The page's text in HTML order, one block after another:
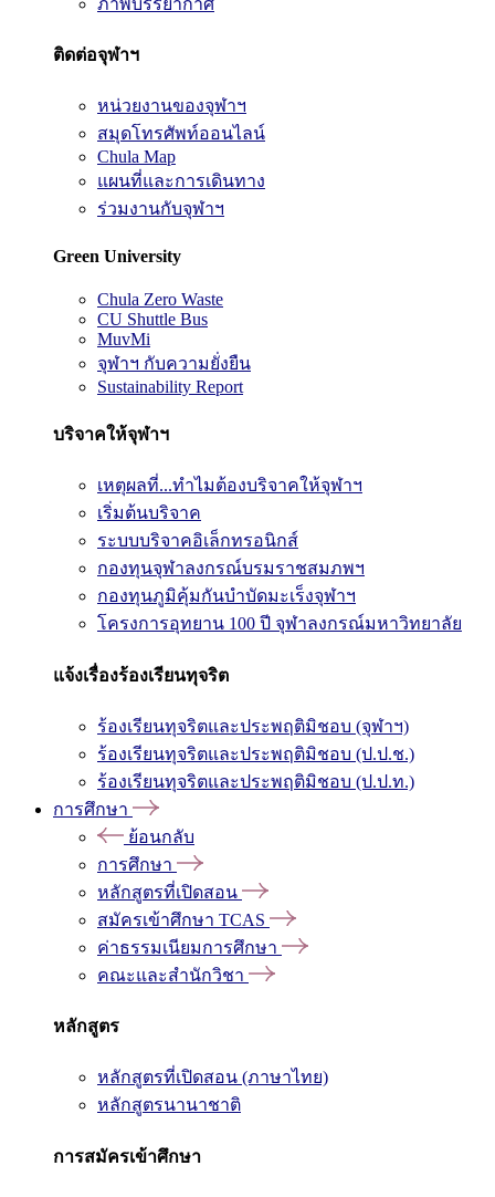
ติดต่อจุฬาฯ
หน่วยงานของจุฬาฯ
สมุดโทรศัพท์ออนไลน์
Chula Map
แผนที่และการเดินทาง
ร่วมงานกับจุฬาฯ
Green University
Chula Zero Waste
CU Shuttle Bus
MuvMi
จุฬาฯ กับความยั่งยืน
Sustainability Report
บริจาคให้จุฬาฯ
เหตุผลที่...ทำไมต้องบริจาคให้จุฬาฯ
เริ่มต้นบริจาค
ระบบบริจาคอิเล็กทรอนิกส์
กองทุนจุฬาลงกรณ์บรมราชสมภพฯ
กองทุนภูมิคุ้มกันบำบัดมะเร็งจุฬาฯ
โครงการอุทยาน 100 ปี จุฬาลงกรณ์มหาวิทยาลัย
แจ้งเรื่องร้องเรียนทุจริต
ร้องเรียนทุจริตและประพฤติมิชอบ (จุฬาฯ)
ร้องเรียนทุจริตและประพฤติมิชอบ (ป.ป.ช.)
ร้องเรียนทุจริตและประพฤติมิชอบ (ป.ป.ท.)
การศึกษา
ย้อนกลับ
การศึกษา
หลักสูตรที่เปิดสอน
สมัครเข้าศึกษา TCAS
ค่าธรรมเนียมการศึกษา
คณะและสำนักวิชา
หลักสูตร
หลักสูตรที่เปิดสอน (ภาษาไทย)
หลักสูตรนานาชาติ
การสมัครเข้าศึกษา